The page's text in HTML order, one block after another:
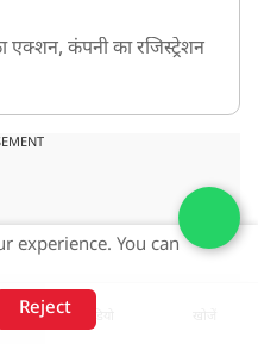
कंपनी का रजिस्ट्रेशन
यात्रा स्थगित
सरकार और छात्रों के बीच
की गूंज’ कार्यक्रम में होंगे
experience. You can
Reject